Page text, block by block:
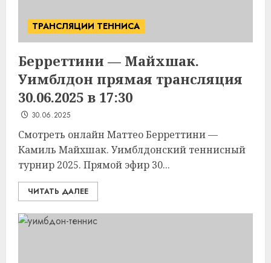
ТРАНСЛЯЦИИ ТЕННИСА
Берреттини — Майхшак.
Уимблдон прямая трансляция
30.06.2025 в 17:30
30.06.2025
Смотреть онлайн Маттео Берреттини —
Камиль Майхшак. Уимблдонский теннисный
турнир 2025. Прямой эфир 30...
ЧИТАТЬ ДАЛЕЕ